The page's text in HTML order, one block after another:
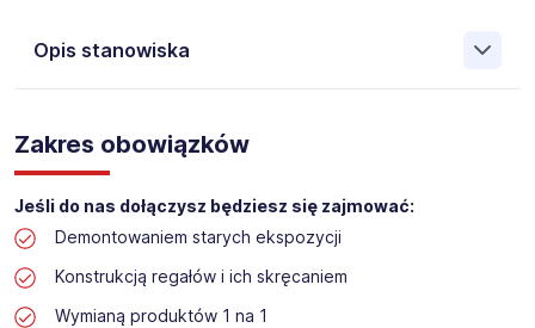
Opis stanowiska
Pośrednictwa Pracy i Doradztwa Personalnego Work &
Profit jest obecnie jedną z największych niezależnych
polskich agencji zatrudnienia. W ciągu wielu lat naszej
działalności daliśmy pracę przeszło 50 000 pracowników
w całym kraju. Skutecznie znajdujemy pracowników dla
największych firm, jak również małych rodzinnych
przedsiębiorstw w Polsce. Agencja jest wpisana pod nr
Zakres obowiązków
Jeśli do nas dołączysz będziesz się zajmować:
Demontowaniem starych ekspozycji
Konstrukcją regałów i ich skręcaniem
Wymianą produktów 1 na 1